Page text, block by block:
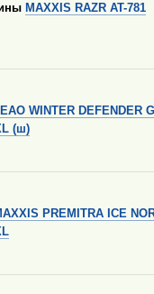
MAXXIS RAZR AT-781
WINTER DEFENDER
(ш)
PREMITRA ICE